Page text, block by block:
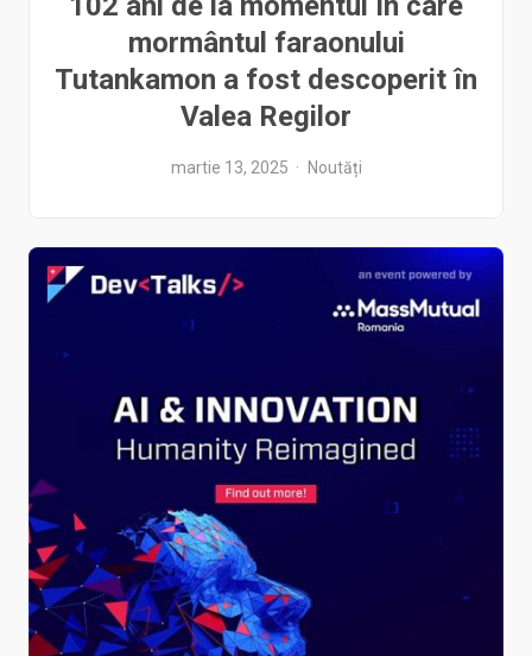
mormântul faraonului
Tutankamon a fost descoperit în
Valea Regilor
martie 13, 2025 Noutăți